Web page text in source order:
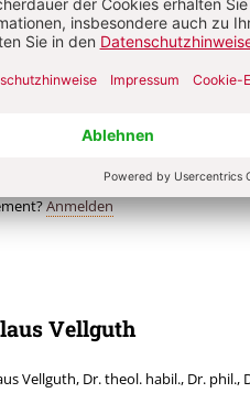
Abo
Anmelden
Vellguth
Vellguth, Dr. theol. habil., Dr.